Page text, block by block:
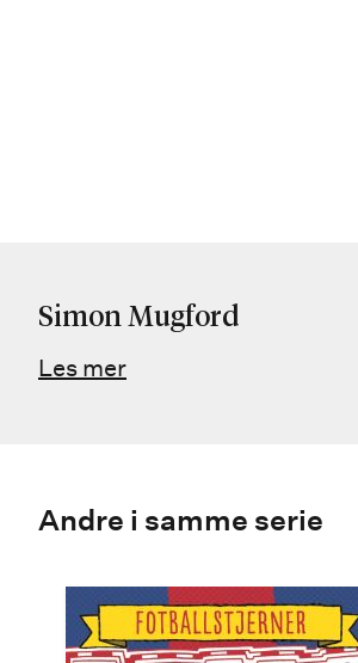
Simon Mugford
Les mer
Andre i samme serie